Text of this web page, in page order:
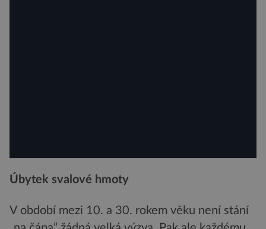
Úbytek svalové hmoty
V období mezi 10. a 30. rokem věku není stání